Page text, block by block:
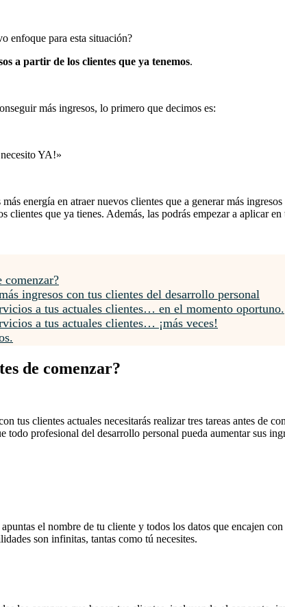
enfoque para esta situación?
a partir de los clientes que ya tenemos.
más ingresos, lo primero que decimos es:
YA!»
energía en atraer nuevos clientes que a generar más
clientes que ya tienes. Además, las podrás empezar a aplicar
comenzar?
ingresos con tus clientes del desarrollo personal
a tus actuales clientes… en el momento oportuno.
a tus actuales clientes… ¡más veces!
de comenzar?
tus clientes actuales necesitarás realizar tres tareas antes de
todo profesional del desarrollo personal pueda aumentar sus
apuntas el nombre de tu cliente y todos los datos que encajen
son infinitas, tantas como tú necesites.